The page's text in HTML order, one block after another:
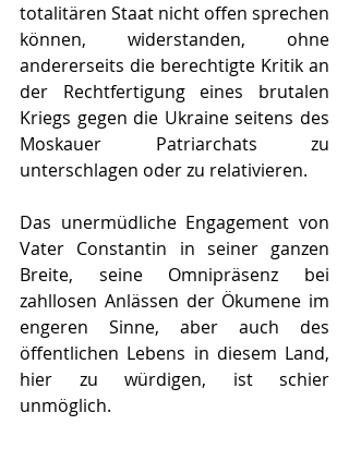
totalitären Staat nicht offen sprechen
können, widerstanden, ohne
andererseits die berechtigte Kritik an
der Rechtfertigung eines brutalen
Kriegs gegen die Ukraine seitens des
Moskauer Patriarchats zu
unterschlagen oder zu relativieren.
Das unermüdliche Engagement von
Vater Constantin in seiner ganzen
Breite, seine Omnipräsenz bei
zahllosen Anlässen der Ökumene im
engeren Sinne, aber auch des
öffentlichen Lebens in diesem Land,
hier zu würdigen, ist schier
unmöglich.